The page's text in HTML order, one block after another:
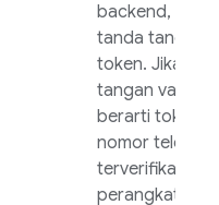
backend,
tanda tangan
token. Jika
tangan valid,
berarti token
nomor telepon
terverifikasi
perangkat.